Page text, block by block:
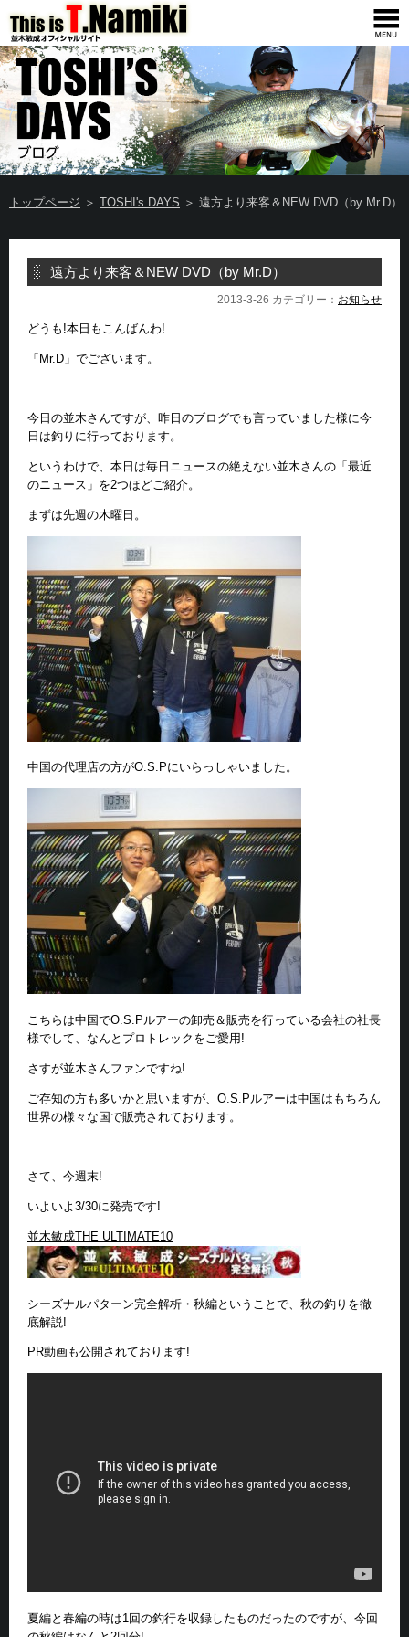
トップページ ＞ TOSHI's DAYS ＞ 遠方より来客＆NEW DVD（by Mr.D）
遠方より来客＆NEW DVD（by Mr.D）
2013-3-26 カテゴリー： お知らせ
どうも!本日もこんばんわ!
「Mr.D」でございます。
今日の並木さんですが、昨日のブログでも言っていました様に今
日は釣りに行っております。
というわけで、本日は毎日ニュースの絶えない並木さんの「最近
のニュース」を2つほどご紹介。
まずは先週の木曜日。
中国の代理店の方がO.S.Pにいらっしゃいました。
こちらは中国でO.S.Pルアーの卸売＆販売を行っている会社の社長
様でして、なんとプロトレックをご愛用!
さすが並木さんファンですね!
ご存知の方も多いかと思いますが、O.S.Pルアーは中国はもちろん
世界の様々な国で販売されております。
さて、今週末!
いよいよ3/30に発売です!
並木敏成THE ULTIMATE10
シーズナルパターン完全解析・秋編ということで、秋の釣りを徹
底解説!
PR動画も公開されております!
夏編と春編の時は1回の釣行を収録したものだったのですが、今回